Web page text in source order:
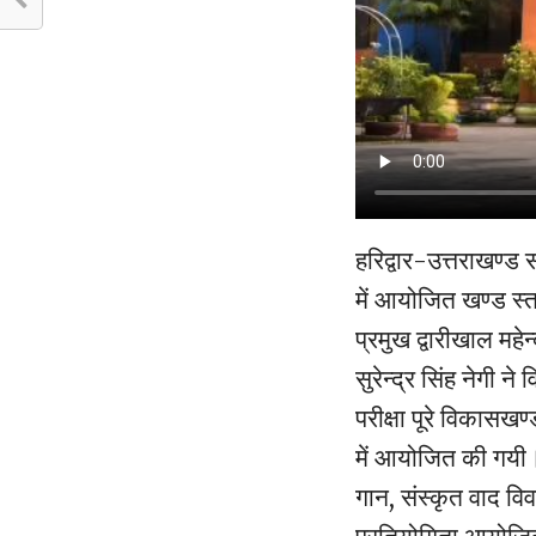
हरिद्वार-
में आयोजित खण्ड
प्रमुख द्वारीखाल
सुरेन्द्र सिंह नेगी ने
परीक्षा पूरे
में आयोजित की
गान, संस्कृत वाद